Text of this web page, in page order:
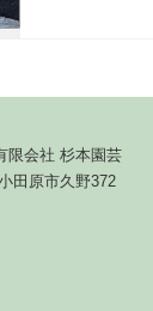
限会社 杉本園芸
田原市久野372